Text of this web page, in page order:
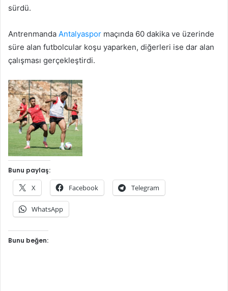
sürdü.
Antrenmanda Antalyaspor maçında 60 dakika ve üzerinde
süre alan futbolcular koşu yaparken, diğerleri ise dar alan
çalışması gerçekleştirdi.
Bunu paylaş:
X Facebook Telegram
WhatsApp
Bunu beğen: